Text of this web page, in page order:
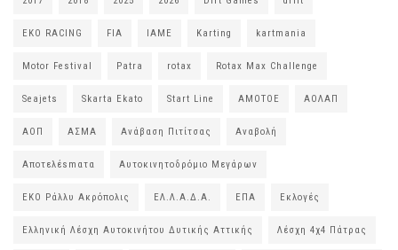
EKO RACING FIA IAME Karting kartmania
Motor Festival Patra rotax Rotax Max Challenge
Seajets Skarta Ekato Start Line ΑΜΟΤΟΕ ΑΟΛΑΠ
ΑΟΠ ΑΣΜΑ Ανάβαση Πιτίτσας Αναβολή
Αποτελέsmατα Αυτοκινητοδρόμιο Μεγάρων
ΕΚΟ Ράλλυ Ακρόπολις ΕΛ.Λ.Α.Δ.Α. ΕΠΑ Εκλογές
Ελληνική Λέσχη Αυτοκινήτου Δυτικής Αττικής Λέσχη 4χ4 Πάτρας